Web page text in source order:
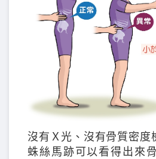
沒有Ｘ光、沒有骨質密度
蛛絲馬跡可以看得出來